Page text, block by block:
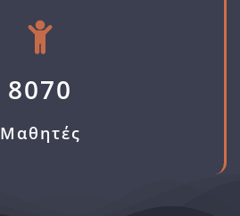
8070
Μαθητές